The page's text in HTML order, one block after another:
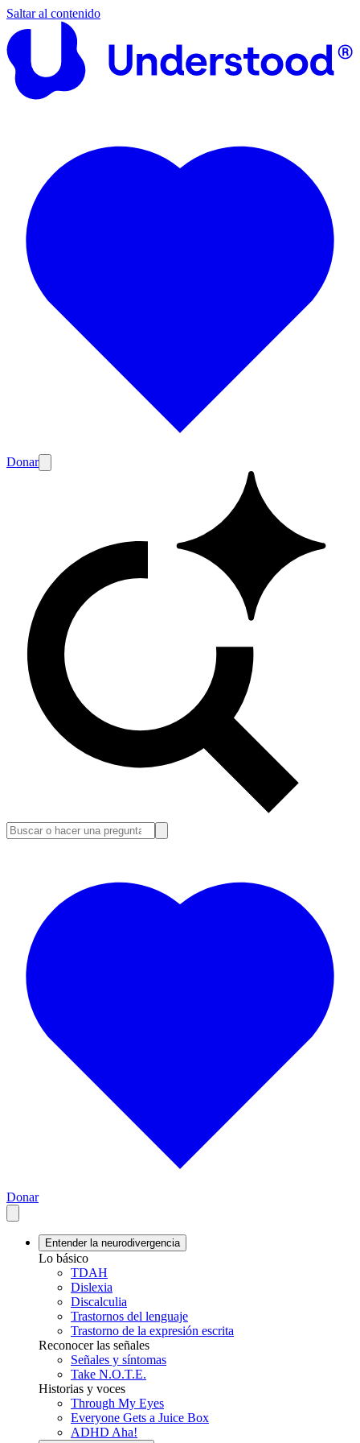
Saltar al contenido
Donar
Donar
Entender la neurodivergencia
Lo básico
TDAH
Dislexia
Discalculia
Trastornos del lenguaje
Trastorno de la expresión escrita
Reconocer las señales
Señales y síntomas
Take N.O.T.E.
Historias y voces
Through My Eyes
Everyone Gets a Juice Box
ADHD Aha!